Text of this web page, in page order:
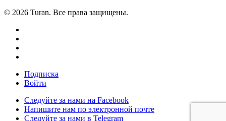
© 2026 Turan. Все права защищены.
Подписка
Войти
Следуйте за нами на Facebook
Напишите нам по электронной почте
Следуйте за нами в Telegram